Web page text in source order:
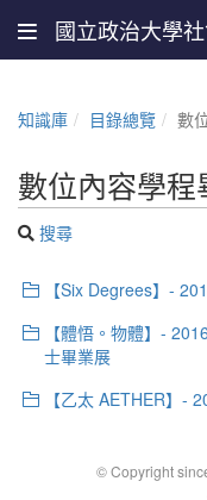
國立政治大學
知識庫 目錄總覽 數
數位內容學程
搜尋
【Six Degrees】-
【體悟。物體】-
士畢業展
【乙太 AETHER】-
© Copyright